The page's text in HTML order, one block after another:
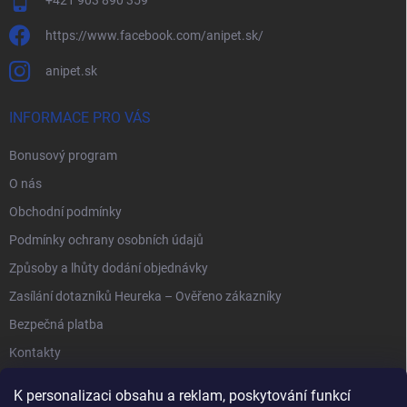
K personalizaci obsahu a reklam, poskytování funkcí
https://www.facebook.com/anipet.sk/
anipet.sk
INFORMACE PRO VÁS
Bonusový program
O nás
Obchodní podmínky
Podmínky ochrany osobních údajů
Způsoby a lhůty dodání objednávky
Zasílání dotazníků Heureka – Ověřeno zákazníky
Bezpečná platba
Kontakty